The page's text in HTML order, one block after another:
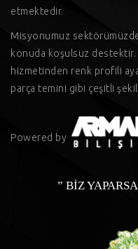
etmektedir.
Misyonumuz
konuda koşulsuz destektir.
hizmetinden renk profili
parça temini gibi çeşitli
Powered by
” BİZ